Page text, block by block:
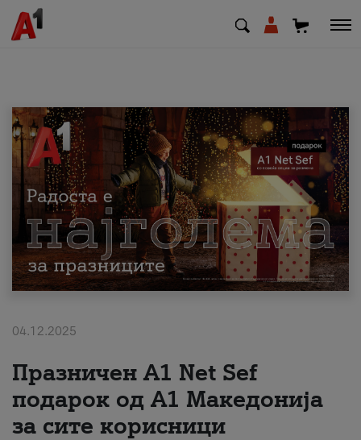
МК EN SQ
Приватни Деловни
Поддршка
Надополни кредит
За нас
#ПодобарОнлајн
04.12.2025
Празничен A1 Net Sеf
подарок од А1 Македонија
за сите корисници